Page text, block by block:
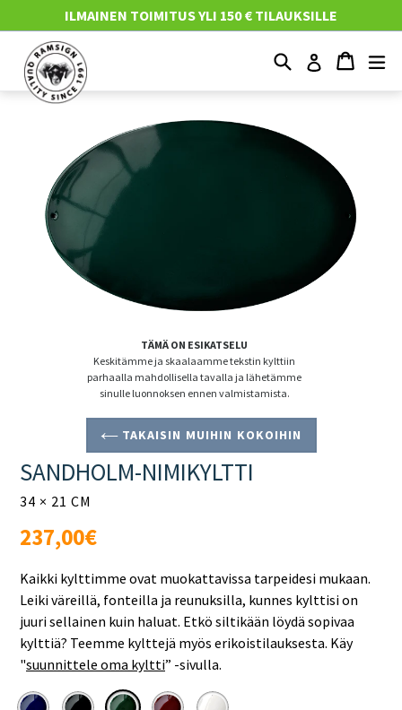
suoraan
sisältöön
ILMAINEN TOIMITUS YLI 150 € TILAUKSILLE
Etsi Kirjaudu
TÄMÄ ON ESIKATSELU
Keskitämme ja skaalaamme tekstin kylttiin
parhaalla mahdollisella tavalla ja lähetämme
sinulle luonnoksen ennen valmistamista.
TAKAISIN MUIHIN KOKOIHIN
SANDHOLM-NIMIKYLTTI
34 × 21 CM
Normaali
hinta
237,00€
Kaikki kylttimme ovat muokattavissa tarpeidesi mukaan.
Leiki väreillä, fonteilla ja reunuksilla, kunnes kylttisi on
juuri sellainen kuin haluat. Etkö siltikään löydä sopivaa
kylttiä? Teemme kylttejä myös erikoistilauksesta. Käy
"suunnittele oma kyltti” -sivulla.